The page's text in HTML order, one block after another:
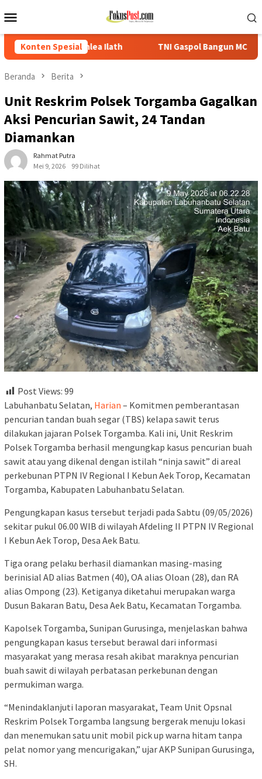
ke
Mobile
Konten SpesialTNI Gaspol Bangun MCK, Warga Tikbary Segera
Beranda Berita
Unit Reskrim Polsek Torgamba Gagalkan
Aksi Pencurian Sawit, 24 Tandan
Diamankan
Rahmat Putra
Mei 9, 2026
99 Dilihat
Post Views: 99
Labuhanbatu Selatan, Harian – Komitmen pemberantasan
pencurian tandan buah segar (TBS) kelapa sawit terus
dilakukan jajaran Polsek Torgamba. Kali ini, Unit Reskrim
Polsek Torgamba berhasil mengungkap kasus pencurian buah
sawit atau yang dikenal dengan istilah “ninja sawit” di areal
perkebunan PTPN IV Regional I Kebun Aek Torop, Kecamatan
Torgamba, Kabupaten Labuhanbatu Selatan.
Pengungkapan kasus tersebut terjadi pada Sabtu (09/05/2026)
sekitar pukul 06.00 WIB di wilayah Afdeling II PTPN IV Regional
I Kebun Aek Torop, Desa Aek Batu.
Tiga orang pelaku berhasil diamankan masing-masing
berinisial AD alias Batmen (40), OA alias Oloan (28), dan RA
alias Ompong (23). Ketiganya diketahui merupakan warga
Dusun Bakaran Batu, Desa Aek Batu, Kecamatan Torgamba.
Kapolsek Torgamba, Sunipan Gurusinga, menjelaskan bahwa
pengungkapan kasus tersebut berawal dari informasi
masyarakat yang merasa resah akibat maraknya pencurian
buah sawit di wilayah perbatasan perkebunan dengan
permukiman warga.
“Menindaklanjuti laporan masyarakat, Team Unit Opsnal
Reskrim Polsek Torgamba langsung bergerak menuju lokasi
dan menemukan satu unit mobil pick up warna hitam tanpa
pelat nomor yang mencurigakan,” ujar AKP Sunipan Gurusinga,
SH.